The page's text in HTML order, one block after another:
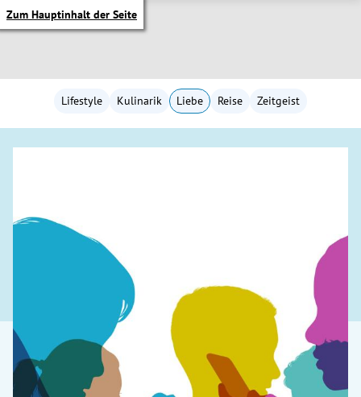
Zum Hauptinhalt der Seite
Untermenü
Untermenü
Lifestyle Kulinarik Liebe Reise Zeitgeist